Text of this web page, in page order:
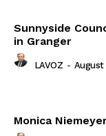
Sunnyside
in Granger
LAVOZ - August
Monica